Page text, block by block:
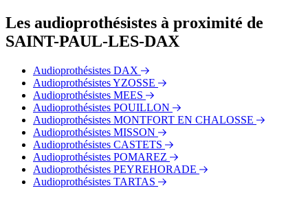
Les audioprothésistes à proximité de
SAINT-PAUL-LES-DAX
Audioprothésistes DAX
Audioprothésistes YZOSSE
Audioprothésistes MEES
Audioprothésistes POUILLON
Audioprothésistes MONTFORT EN CHALOSSE
Audioprothésistes MISSON
Audioprothésistes CASTETS
Audioprothésistes POMAREZ
Audioprothésistes PEYREHORADE
Audioprothésistes TARTAS